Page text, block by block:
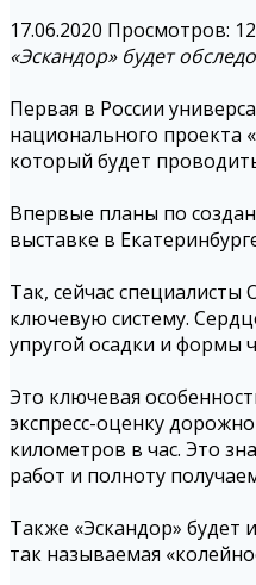
17.06.2020 Просмотров:
«Эскандор» будет
Первая в России
национального проекта
который будет
Впервые планы по
выставке в
Так, сейчас
ключевую систему.
упругой осадки и формы
Это ключевая
экспресс-оценку
километров в час. Это
работ и полноту
Также «Эскандор» будет
так называемая